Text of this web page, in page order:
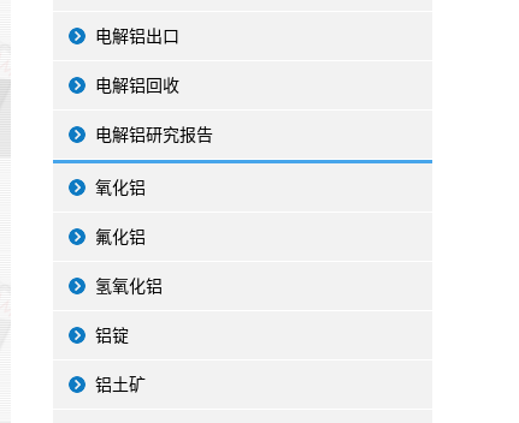
电解铝出口
电解铝回收
电解铝研究报告
氧化铝
氟化铝
氢氧化铝
铝锭
铝土矿